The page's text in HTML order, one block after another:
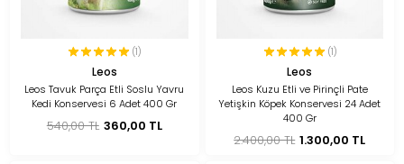
(1)
Leos
Leos Tavuk Parça Etli Soslu Yavru
Kedi Konservesi 6 Adet 400 Gr
540,00 TL 360,00 TL
(1)
Leos
Leos Kuzu Etli ve Pirinçli Pate
Yetişkin Köpek Konservesi 24 Adet
400 Gr
2.400,00 TL 1.300,00 TL